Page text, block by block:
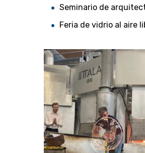
Seminario de
Feria de vidrio al aire